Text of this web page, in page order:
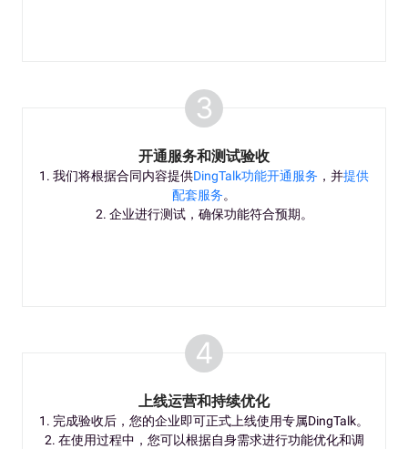
3
开通服务和测试验收
1. 我们将根据合同内容提供DingTalk功能开通服务 ，并提供
配套服务。
2. 企业进行测试，确保功能符合预期。
4
上线运营和持续优化
1. 完成验收后，您的企业即可正式上线使用专属DingTalk。
2. 在使用过程中，您可以根据自身需求进行功能优化和调